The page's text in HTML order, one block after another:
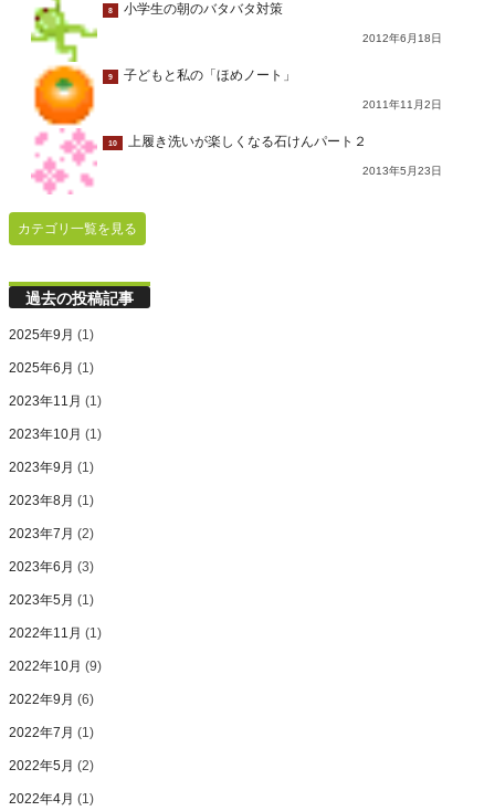
8 小学生の朝のバタバタ対策
2012年6月18日
9 子どもと私の「ほめノート」
2011年11月2日
10 上履き洗いが楽しくなる石けんパート２
2013年5月23日
カテゴリ一覧を見る
過去の投稿記事
2025年9月 (1)
2025年6月 (1)
2023年11月 (1)
2023年10月 (1)
2023年9月 (1)
2023年8月 (1)
2023年7月 (2)
2023年6月 (3)
2023年5月 (1)
2022年11月 (1)
2022年10月 (9)
2022年9月 (6)
2022年7月 (1)
2022年5月 (2)
2022年4月 (1)